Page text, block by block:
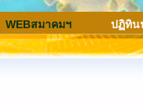
WEBสมาคมฯ ปฏิทิน